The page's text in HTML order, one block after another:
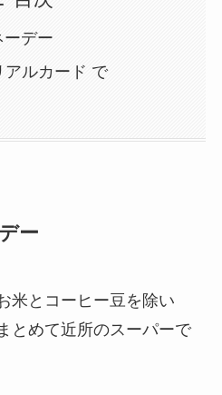
デー
ルカード で
ー
米とコーヒー豆を除い
とめて近所のスーパーで